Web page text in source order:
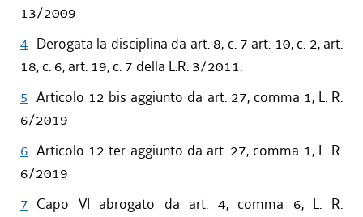
13/2009
4 Derogata la disciplina da art. 8, c. 7 art. 10, c. 2, art.
18, c. 6, art. 19, c. 7 della L.R. 3/2011.
5 Articolo 12 bis aggiunto da art. 27, comma 1, L. R.
6/2019
6 Articolo 12 ter aggiunto da art. 27, comma 1, L. R.
6/2019
7 Capo VI abrogato da art. 4, comma 6, L. R.